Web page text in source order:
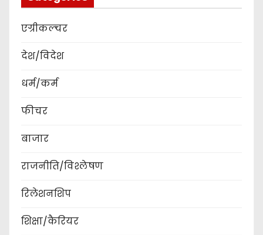
एग्रीकल्चर
देश/विदेश
धर्म/कर्म
फीचर
बाजार
राजनीति/विश्लेषण
रिलेशनशिप
शिक्षा/कैरियर